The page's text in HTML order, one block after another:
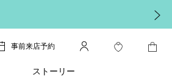
事前来店予約
ストーリー